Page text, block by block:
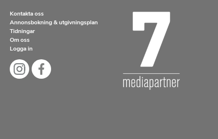
Kontakta oss
Annonsbokning & utgivningsplan
Tidningar
Om oss
Logga in